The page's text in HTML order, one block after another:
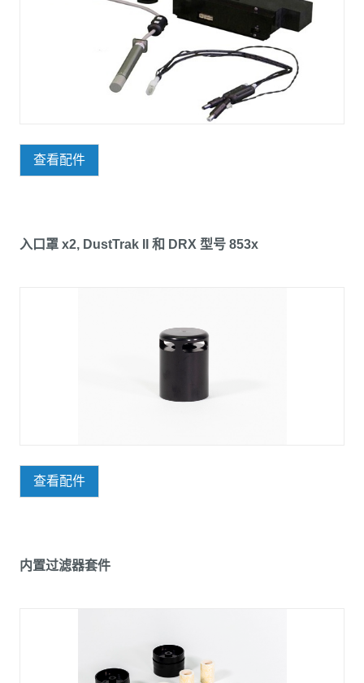
查看配件
入口罩 x2, DustTrak II 和 DRX 型号 853x
查看配件
内置过滤器套件